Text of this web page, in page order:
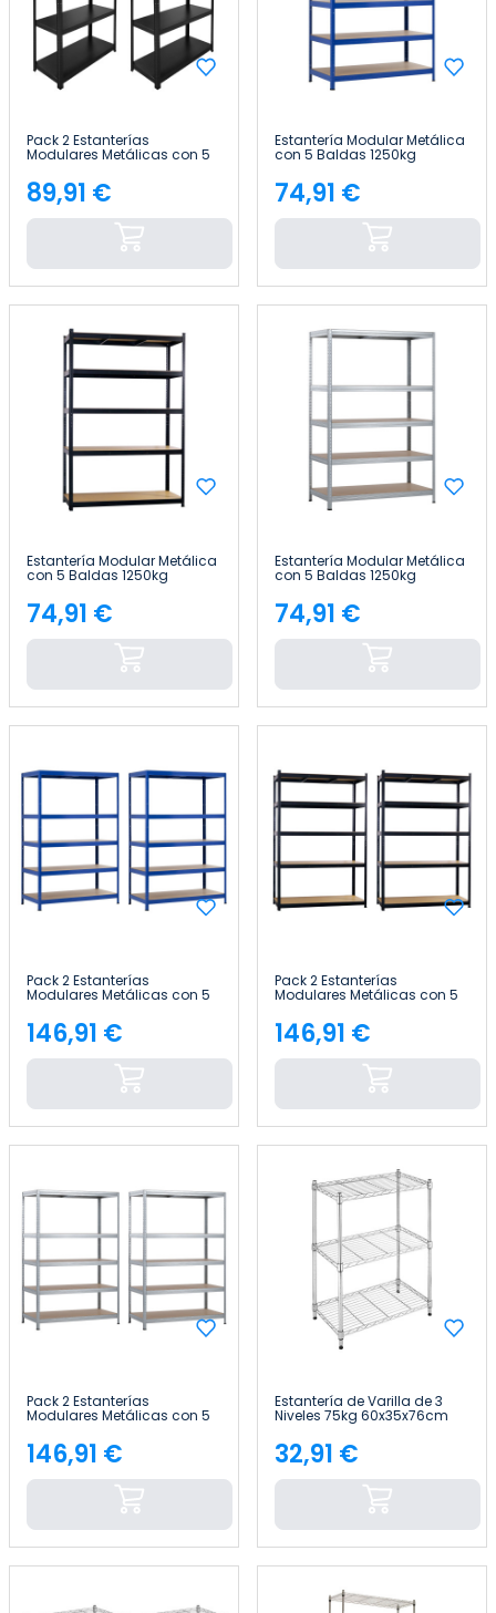
Pack 2 Estanterías
Modulares Metálicas con 5
90x40x180 cm 7house
Precio
89,91 €
Estantería Modular Metálica
con 5 Baldas 1250kg
120x60x180cm Thinia Home
Precio
74,91 €
Estantería Modular Metálica
con 5 Baldas 1250kg
120x60x180cm Thinia Home
Precio
74,91 €
Estantería Modular Metálica
con 5 Baldas 1250kg
120x60x180cm Thinia Home
Precio
74,91 €
Pack 2 Estanterías
Modulares Metálicas con 5
120x60x180cm Thinia Home
Precio
146,91 €
Pack 2 Estanterías
Modulares Metálicas con 5
120x60x180cm Thinia Home
Precio
146,91 €
Pack 2 Estanterías
Modulares Metálicas con 5
120x60x180cm Thinia Home
Precio
146,91 €
Estantería de Varilla de 3
Niveles 75kg 60x35x76cm
Thinia Home
Precio
32,91 €